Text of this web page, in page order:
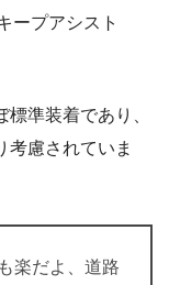
ープアシスト
準装着であり、
考慮されていま
楽だよ、道路